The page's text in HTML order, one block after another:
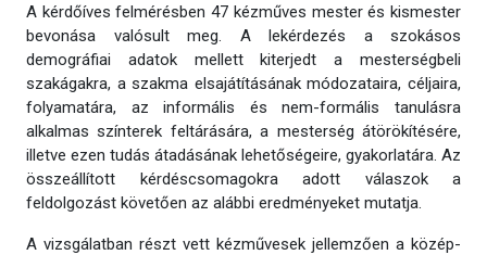
A kérdőíves felmérésben 47 kézműves mester és kismester
bevonása valósult meg. A lekérdezés a szokásos
demográfiai adatok mellett kiterjedt a mesterségbeli
szakágakra, a szakma elsajátításának módozataira, céljaira,
folyamatára, az informális és nem-formális tanulásra
alkalmas színterek feltárására, a mesterség átörökítésére,
illetve ezen tudás átadásának lehetőségeire, gyakorlatára. Az
összeállított kérdéscsomagokra adott válaszok a
feldolgozást követően az alábbi eredményeket mutatja.
A vizsgálatban részt vett kézművesek jellemzően a közép-